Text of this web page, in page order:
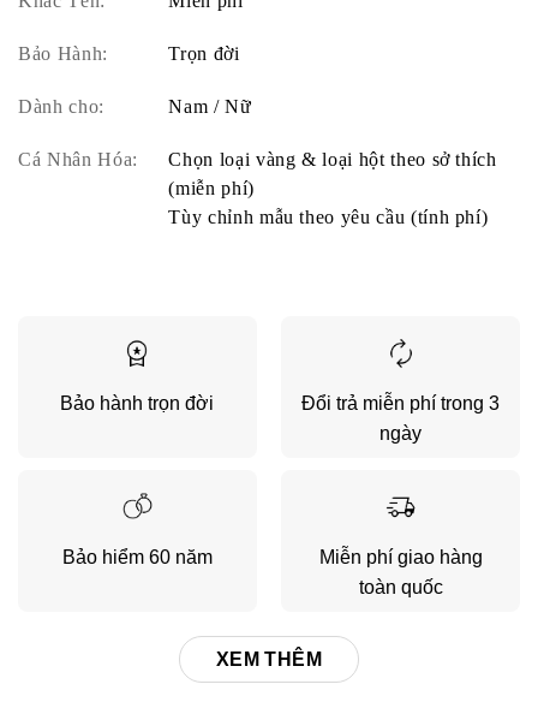
Bảo Hành: Trọn đời
Dành cho: Nam / Nữ
Cá Nhân Hóa:
Chọn loại vàng & loại hột theo sở thích
(miễn phí)
Tùy chỉnh mẫu theo yêu cầu (tính phí)
Bảo hành trọn đời
Đổi trả miễn phí trong 3
ngày
Bảo hiểm 60 năm
Miễn phí giao hàng
toàn quốc
XEM THÊM